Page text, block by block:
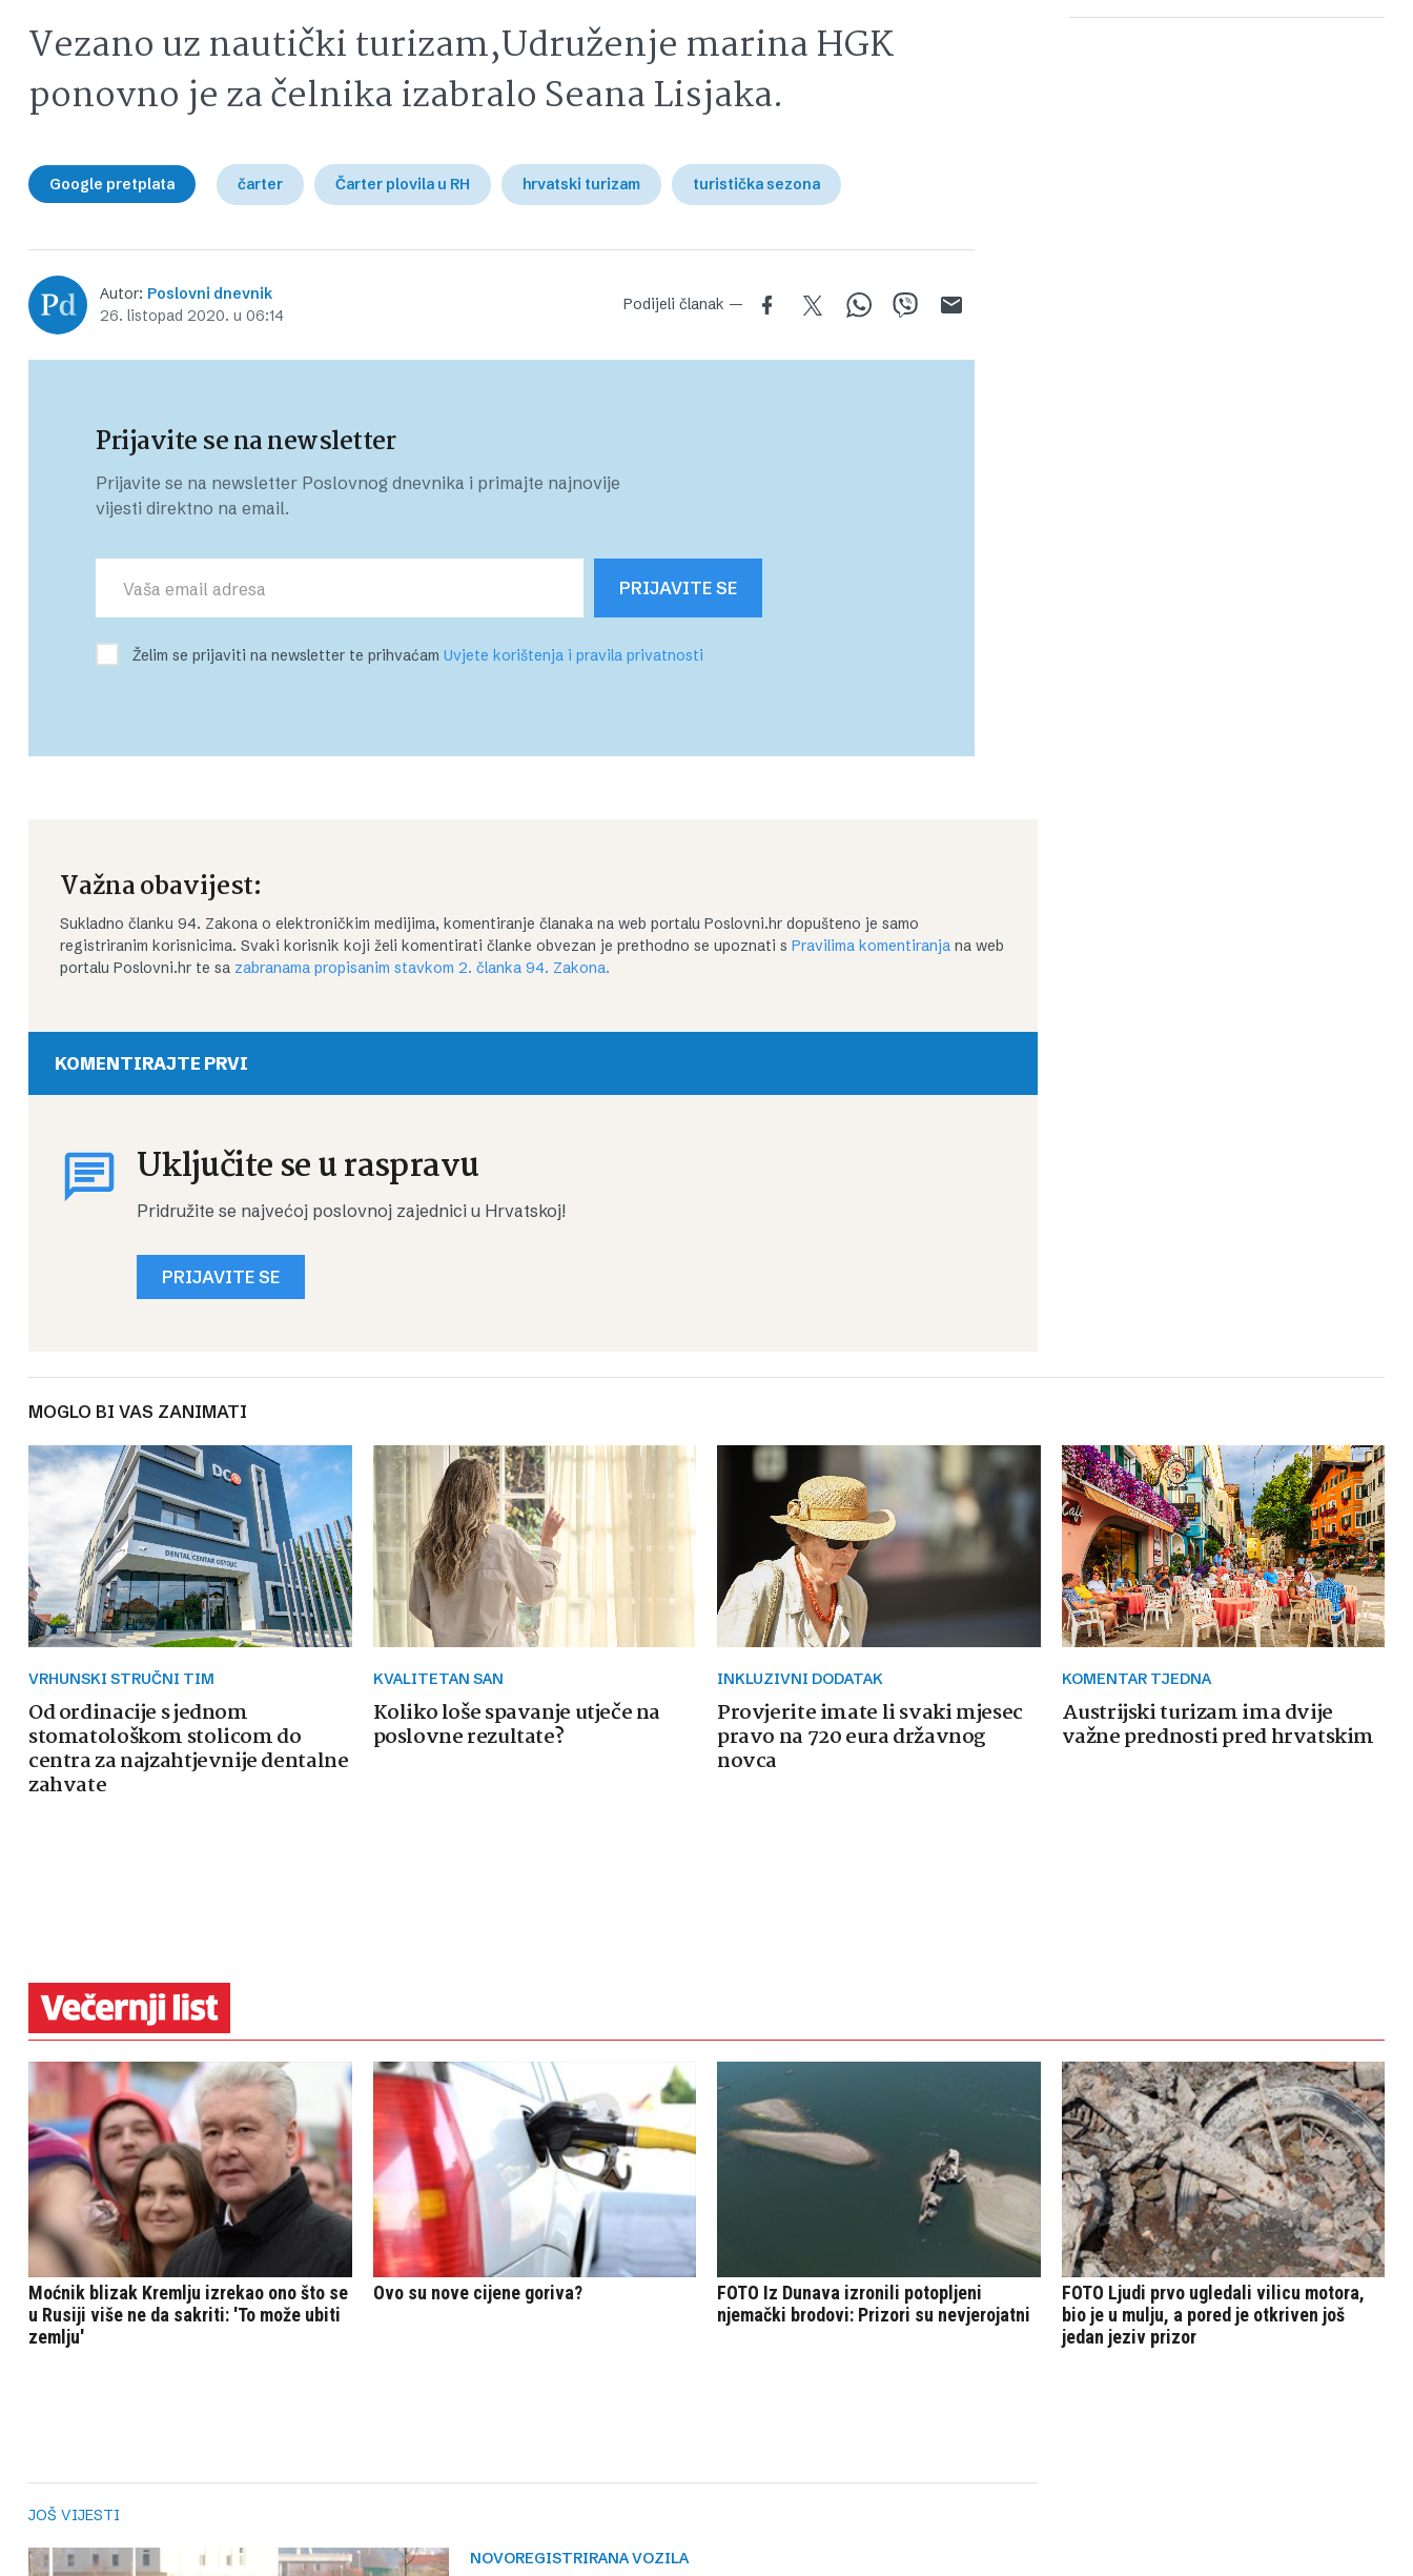
Vezano uz nautički turizam,Udruženje marina HGK
ponovno je za čelnika izabralo Seana Lisjaka.
Google pretplata čarter Čarter plovila u RH hrvatski turizam turistička sezona
Autor: Poslovni dnevnik
26. listopad 2020. u 06:14
Podijeli članak —
Prijavite se na newsletter
Prijavite se na newsletter Poslovnog dnevnika i primajte najnovije
vijesti direktno na email.
PRIJAVITE SE
Želim se prijaviti na newsletter te prihvaćam Uvjete korištenja i pravila privatnosti
Važna obavijest:
Sukladno članku 94. Zakona o elektroničkim medijima, komentiranje članaka na web portalu Poslovni.hr dopušteno je samo
registriranim korisnicima. Svaki korisnik koji želi komentirati članke obvezan je prethodno se upoznati s Pravilima komentiranja na web
portalu Poslovni.hr te sa zabranama propisanim stavkom 2. članka 94. Zakona.
KOMENTIRAJTE PRVI
Uključite se u raspravu
Pridružite se najvećoj poslovnoj zajednici u Hrvatskoj!
PRIJAVITE SE
MOGLO BI VAS ZANIMATI
VRHUNSKI STRUČNI TIM
Od ordinacije s jednom
stomatološkom stolicom do
centra za najzahtjevnije dentalne
zahvate
KVALITETAN SAN
Koliko loše spavanje utječe na
poslovne rezultate?
INKLUZIVNI DODATAK
Provjerite imate li svaki mjesec
pravo na 720 eura državnog
novca
KOMENTAR TJEDNA
Austrijski turizam ima dvije
važne prednosti pred hrvatskim
JOŠ VIJESTI
NOVOREGISTRIRANA VOZILA